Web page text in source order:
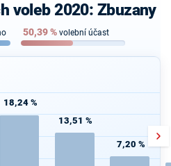
voleb 2020: Zbuzany
50,39% volební účast
18,24 %
13,51 %
7,20 %